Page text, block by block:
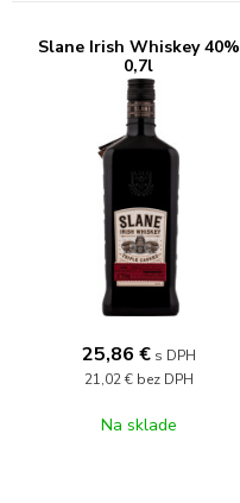
Slane Irish Whiskey 40%
0,7l
25,86 € s DPH
21,02 € bez DPH
Na sklade